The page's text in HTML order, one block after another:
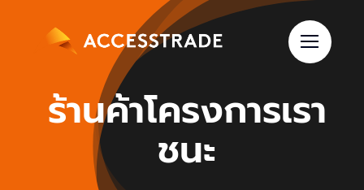
ร้านค้าโครงการเรา
ชนะ